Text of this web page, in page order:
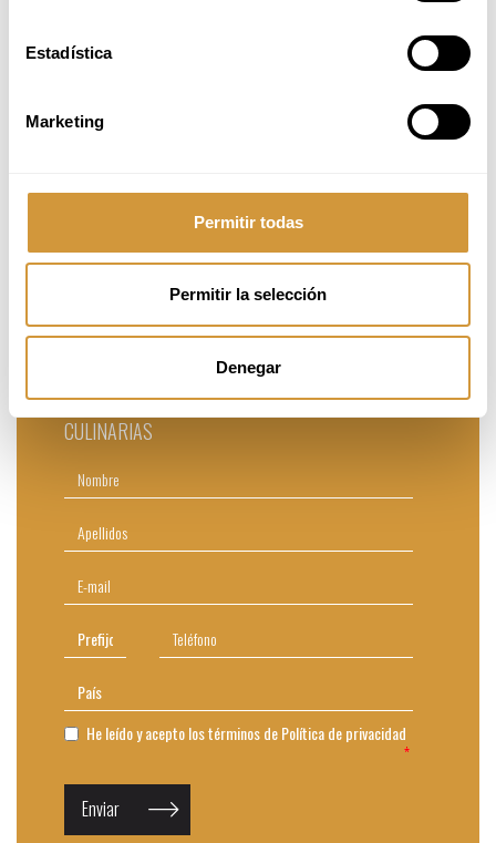
Estadística
Marketing
Permitir todas
Permitir la selección
Denegar
¿Te interesa el GRADO EN
GASTRONOMÍA Y ARTES
CULINARIAS?
Introduce tu correo electrónico y nombre te haremos
llegar un PDF con la información más relevante del
GRADO EN GASTRONOMÍA Y ARTES
CULINARIAS
He leído y acepto los términos dePolítica de privacidad
Enviar